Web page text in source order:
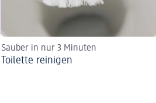
Sauber in nur 3 Minuten
Toilette reinigen